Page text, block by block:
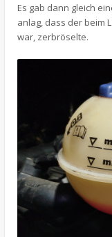
Es gab dann gleich
anlag, dass der beim
war, zerbröselte.